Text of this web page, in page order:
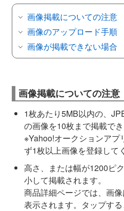
画像掲載についての注意
画像のアップロード手順
画像が掲載できない場合
画像掲載についての注意
1枚あたり5MB以内の、
の画像を10枚まで掲載でき
※Yahoo!オークションア
ず1枚以上画像を登録して
高さ、または幅が1200ピ
小して掲載されます。
商品詳細ページでは、画
表示されます。タップする